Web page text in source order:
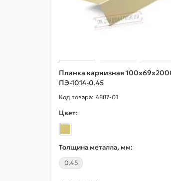
Планка карнизная
ПЭ-1014-0.45
4887-01
Цвет:
Толщина металла, мм:
0.45